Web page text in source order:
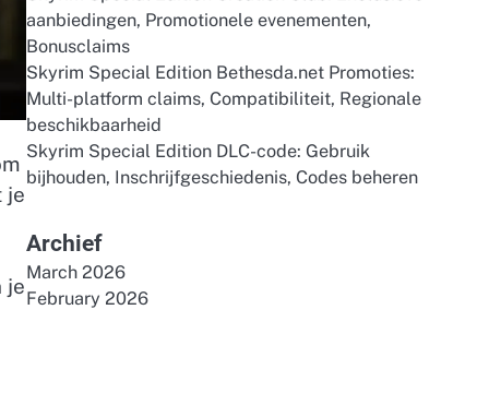
je
je
aanbiedingen, Promotionele evenementen,
Bonusclaims
Skyrim Special Edition Bethesda.net Promoties:
Multi-platform claims, Compatibiliteit, Regionale
beschikbaarheid
Skyrim Special Edition DLC-code: Gebruik
bijhouden, Inschrijfgeschiedenis, Codes beheren
Archief
March 2026
February 2026